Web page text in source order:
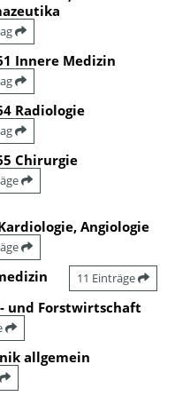
Innere Medizin
Radiologie
Chirurgie
Angiologie
11 Einträge
und Forstwirtschaft
allgemein